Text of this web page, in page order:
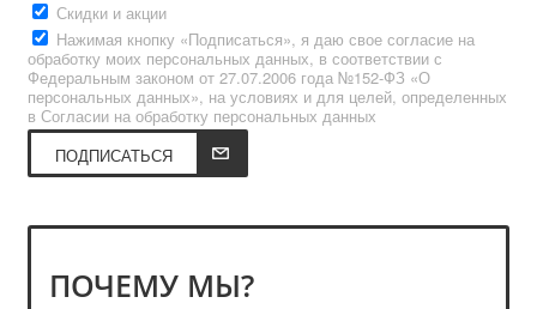
Скидки и акции
Нажимая кнопку «Подписаться», я даю свое согласие на
обработку моих персональных данных, в соответствии с
Федеральным законом от 27.07.2006 года №152-ФЗ «О
персональных данных», на условиях и для целей, определенных
в Согласии на обработку персональных данных
ПОДПИСАТЬСЯ
ПОЧЕМУ МЫ?